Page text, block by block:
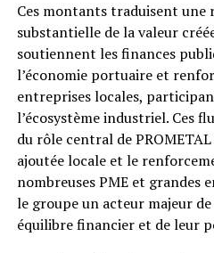
Ces montants traduisent
substantielle de la valeur
soutiennent les finances
l’économie portuaire et
entreprises locales,
l’écosystème industriel. Ces
du rôle central de
ajoutée locale et le
nombreuses PME et grandes
le groupe un acteur majeur
équilibre financier et de leur